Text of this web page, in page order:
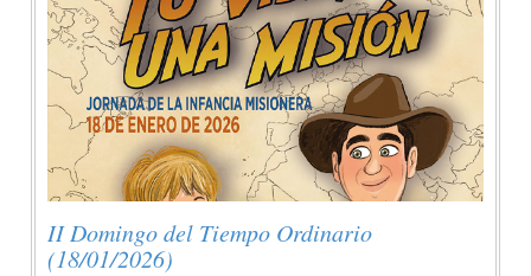
II Domingo del Tiempo Ordinario
(18/01/2026)